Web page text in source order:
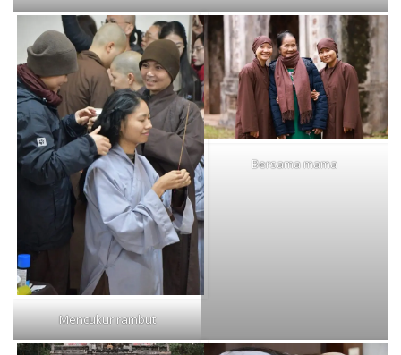
Mencukur rambut
Bersama mama